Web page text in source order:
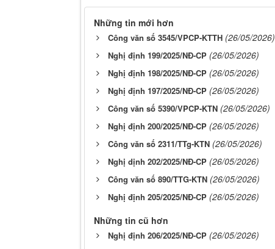
Những tin mới hơn
Công văn số 3545/VPCP-KTTH (26/05/2026)
Nghị định 199/2025/NĐ-CP (26/05/2026)
Nghị định 198/2025/NĐ-CP (26/05/2026)
Nghị định 197/2025/NĐ-CP (26/05/2026)
Công văn số 5390/VPCP-KTN (26/05/2026)
Nghị định 200/2025/NĐ-CP (26/05/2026)
Công văn số 2311/TTg-KTN (26/05/2026)
Nghị dịnh 202/2025/NĐ-CP (26/05/2026)
Công văn số 890/TTG-KTN (26/05/2026)
Nghị định 205/2025/NĐ-CP (26/05/2026)
Những tin cũ hơn
Nghị định 206/2025/NĐ-CP (26/05/2026)